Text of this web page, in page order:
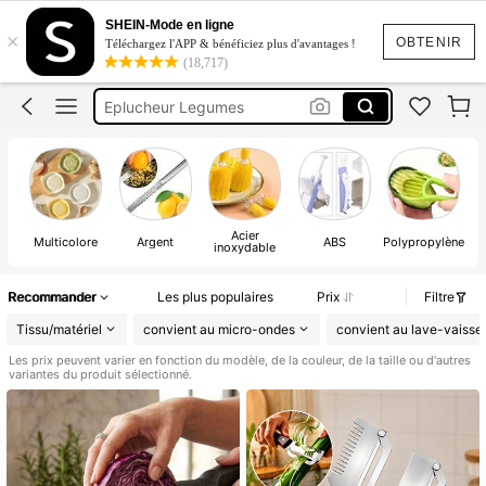
OBTENIR
×
SHEIN-Mode en ligne
Téléchargez l'APP & bénéficiez plus d'avantages !
(18,717)
Couteaumultifonction
Eplucheur Multifonction
Epluche Legume
Eplucheur Legumes
Couteaumultifonction
Multicolore Argent Acier
inoxydable ABS Polypropylène
Recommander Les plus populaires Prix
Filtre
Tissu/matériel
convient au micro-ondes convient au lave-
Les prix peuvent varier en fonction du modèle, de la couleur, de la taille ou d'autres
variantes du produit sélectionné.